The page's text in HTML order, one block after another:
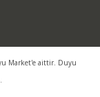
Market'e aittir. Duyu